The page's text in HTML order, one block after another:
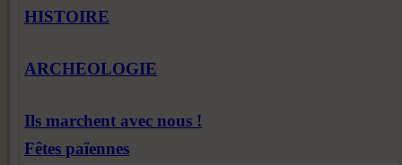
HISTOIRE
ARCHEOLOGIE
Ils marchent avec nous !
Fêtes païennes